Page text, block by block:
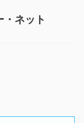
・ネット